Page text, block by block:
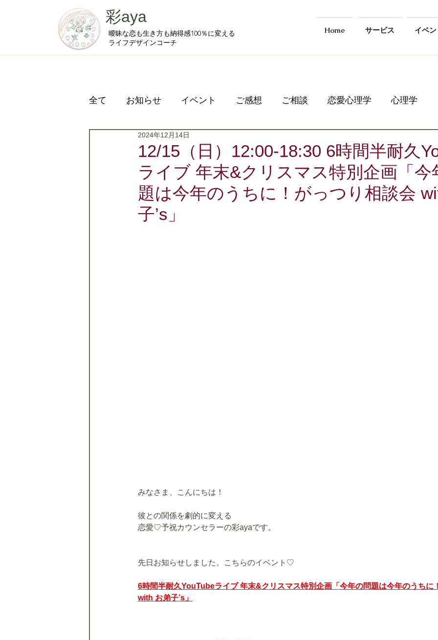
彩aya
曖昧な恋も生き方も納得感100％に変える
ライフデザインコーチ
Home サービス イベン
全て お知らせ イベント ご感想 ご相談 恋愛心理学 心理学
プライベート
12/15（日）12:00-18:30 6時間半耐久
ライブ 年末&クリスマス特別企画「今
題は今年のうちに！がっつり相談会
子’s」
2024年12月14日
みなさま、こんにちは！
彼との関係を劇的に変える
恋愛♡予祝カウンセラーの彩ayaです。
先日お知らせしました、こちらのイベント♡
6時間半耐久YouTubeライブ 年末&クリスマス特別企画「今年の問題は今年のうちに
with お弟子’s」